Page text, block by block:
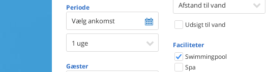
Periode
Vælg ankomst
1 uge
Gæster
Afstand til vand
Udsigt til vand
Faciliteter
Swimmingpool
Spa